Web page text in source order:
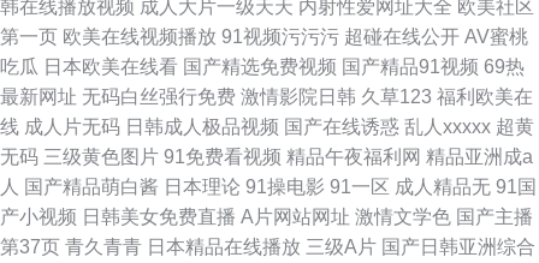
韩在线播放视频 成人大片一级天天 内射性爱网址大全 欧美社区
第一页 欧美在线视频播放 91视频污污污 超碰在线公开 AV蜜桃
吃瓜 日本欧美在线看 国产精选免费视频 国产精品91视频 69热
最新网址 无码白丝强行免费 激情影院日韩 久草123 福利欧美在
线 成人片无码 日韩成人极品视频 国产在线诱惑 乱人xxxxx 超黄
无码 三级黄色图片 91免费看视频 精品午夜福利网 精品亚洲成a
人 国产精品萌白酱 日本理论 91操电影 91一区 成人精品无 91国
产小视频 日韩美女免费直播 A片网站网址 激情文学色 国产主播
第37页 青久青青 日本精品在线播放 三级A片 国产日韩亚洲综合